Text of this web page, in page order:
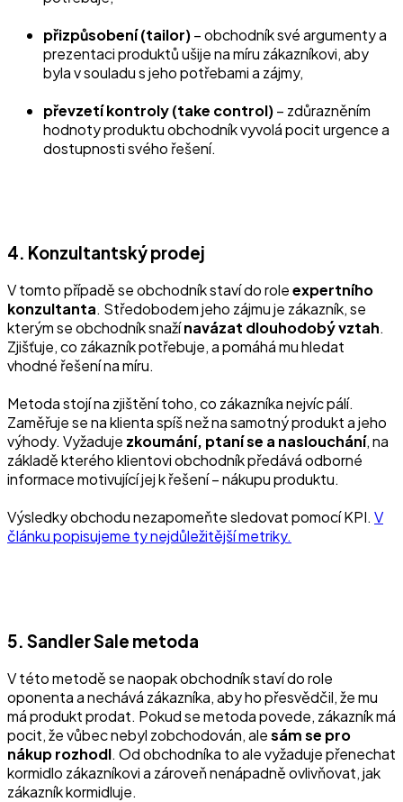
přizpůsobení (tailor)– obchodník své argumenty a
prezentaci produktů ušije na míru zákazníkovi, aby
byla v souladu s jeho potřebami a zájmy,
převzetí kontroly (take control)– zdůrazněním
hodnoty produktu obchodník vyvolá pocit urgence a
dostupnosti svého řešení.
4. Konzultantský prodej
V tomto případě se obchodník staví do roleexpertního
konzultanta. Středobodem jeho zájmu je zákazník, se
kterým se obchodník snažínavázat dlouhodobý vztah.
Zjišťuje, co zákazník potřebuje, a pomáhá mu hledat
vhodné řešení na míru.
Metoda stojí na zjištění toho, co zákazníka nejvíc pálí.
Zaměřuje se na klienta spíš než na samotný produkt a jeho
výhody. Vyžaduje zkoumání, ptaní se a naslouchání, na
základě kterého klientovi obchodník předává odborné
informace motivující jej k řešení – nákupu produktu.
Výsledky obchodu nezapomeňte sledovat pomocí KPI. V
článku popisujeme ty nejdůležitější metriky.
5. Sandler Sale metoda
V této metodě se naopak obchodník staví do role
oponenta a nechává zákazníka, aby ho přesvědčil, že mu
má produkt prodat. Pokud se metoda povede, zákazník má
pocit, že vůbec nebyl zobchodován, alesám se pro
nákup rozhodl. Od obchodníka to ale vyžaduje přenechat
kormidlo zákazníkovi a zároveň nenápadně ovlivňovat, jak
zákazník kormidluje.